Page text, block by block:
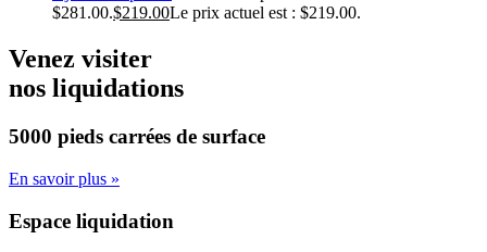
$281.00.$219.00Le prix actuel est : $219.00.
Venez visiter
nos liquidations
5000 pieds carrées de surface
En savoir plus »
Espace liquidation